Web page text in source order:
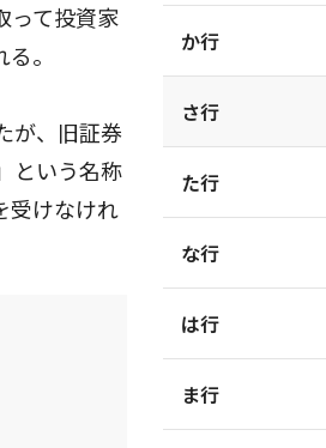
って投資家
。
が、旧証券
という名称
受けなけれ
か行
さ行
た行
な行
は行
ま行